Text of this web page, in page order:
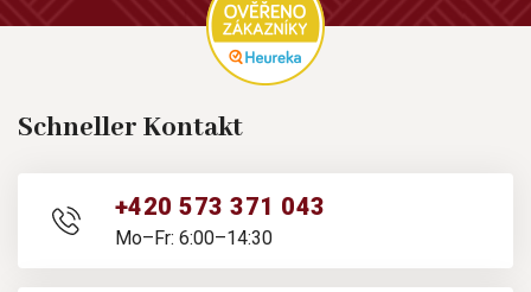
Schneller Kontakt
+420 573 371 043
Mo–Fr: 6:00–14:30